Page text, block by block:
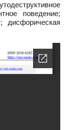
поведение;
дисфорическая